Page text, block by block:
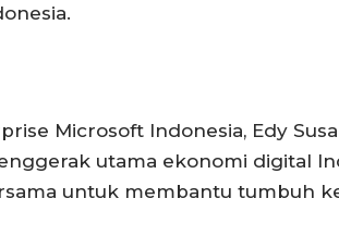
Microsoft Indonesia, Edy
utama ekonomi digital
untuk membantu tumbuh